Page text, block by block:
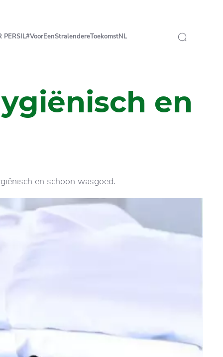
PERSIL#VoorEenStralendereToekomstNL
en
en schoon wasgoed.